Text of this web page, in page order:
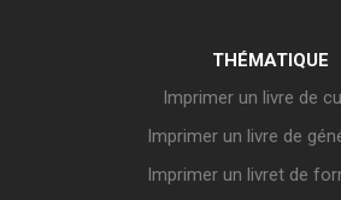
THÉMATIQUE
Imprimer un livre de
Imprimer un livre de
Imprimer un livret de